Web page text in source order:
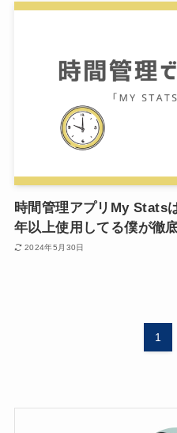
時間管理アプリMy Stats
年以上使用してる僕が徹
2024年5月30日
1